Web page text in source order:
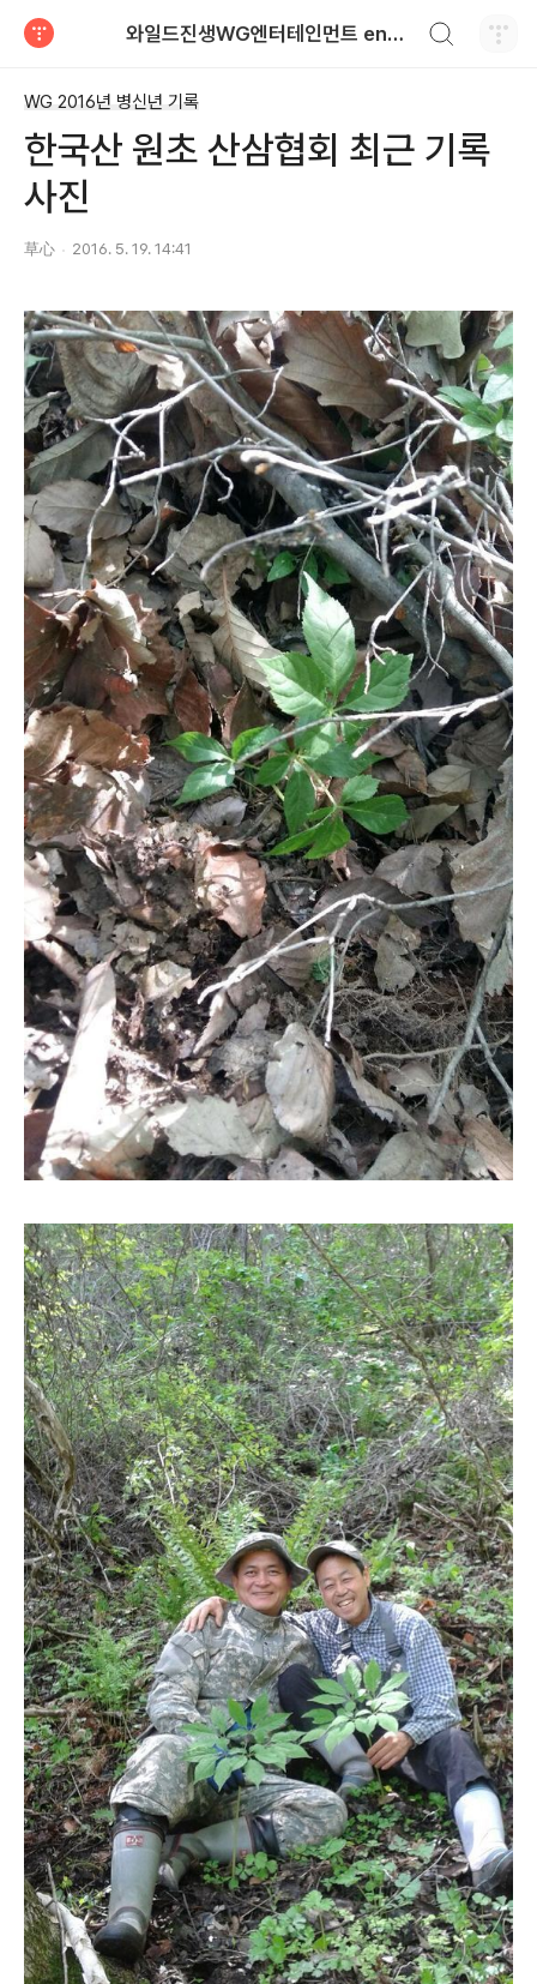
와일드진생WG엔터테인먼트 entertainment
WG 2016년 병신년 기록
한국산 원초 산삼협회 최근 기록
사진
草心 2016. 5. 19. 14:41